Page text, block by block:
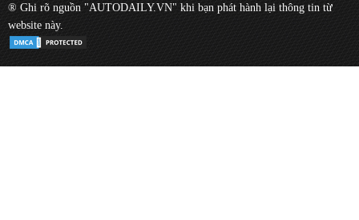
® Ghi rõ nguồn "AUTODAILY.VN" khi bạn phát hành lại thông tin từ
website này.